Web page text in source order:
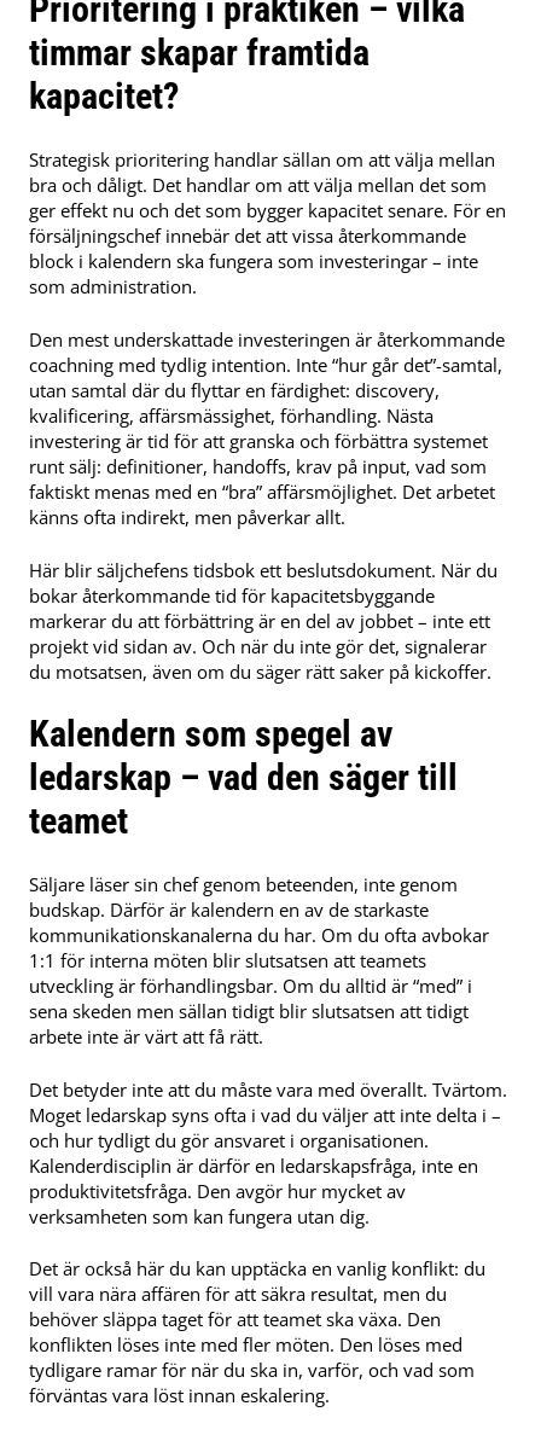
Prioritering i praktiken – vilka
timmar skapar framtida
kapacitet?
Strategisk prioritering handlar sällan om att välja mellan
bra och dåligt. Det handlar om att välja mellan det som
ger effekt nu och det som bygger kapacitet senare. För en
försäljningschef innebär det att vissa återkommande
block i kalendern ska fungera som investeringar – inte
som administration.
Den mest underskattade investeringen är återkommande
coachning med tydlig intention. Inte “hur går det”-samtal,
utan samtal där du flyttar en färdighet: discovery,
kvalificering, affärsmässighet, förhandling. Nästa
investering är tid för att granska och förbättra systemet
runt sälj: definitioner, handoffs, krav på input, vad som
faktiskt menas med en “bra” affärsmöjlighet. Det arbetet
känns ofta indirekt, men påverkar allt.
Här blir säljchefens tidsbok ett beslutsdokument. När du
bokar återkommande tid för kapacitetsbyggande
markerar du att förbättring är en del av jobbet – inte ett
projekt vid sidan av. Och när du inte gör det, signalerar
du motsatsen, även om du säger rätt saker på kickoffer.
Kalendern som spegel av
ledarskap – vad den säger till
teamet
Säljare läser sin chef genom beteenden, inte genom
budskap. Därför är kalendern en av de starkaste
kommunikationskanalerna du har. Om du ofta avbokar
1:1 för interna möten blir slutsatsen att teamets
utveckling är förhandlingsbar. Om du alltid är “med” i
sena skeden men sällan tidigt blir slutsatsen att tidigt
arbete inte är värt att få rätt.
Det betyder inte att du måste vara med överallt. Tvärtom.
Moget ledarskap syns ofta i vad du väljer att inte delta i –
och hur tydligt du gör ansvaret i organisationen.
Kalenderdisciplin är därför en ledarskapsfråga, inte en
produktivitetsfråga. Den avgör hur mycket av
verksamheten som kan fungera utan dig.
Det är också här du kan upptäcka en vanlig konflikt: du
vill vara nära affären för att säkra resultat, men du
behöver släppa taget för att teamet ska växa. Den
konflikten löses inte med fler möten. Den löses med
tydligare ramar för när du ska in, varför, och vad som
förväntas vara löst innan eskalering.